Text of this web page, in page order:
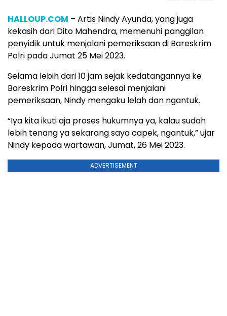
HALLOUP.COM – Artis Nindy Ayunda, yang juga
kekasih dari Dito Mahendra, memenuhi panggilan
penyidik untuk menjalani pemeriksaan di Bareskrim
Polri pada Jumat 25 Mei 2023.
Selama lebih dari 10 jam sejak kedatangannya ke
Bareskrim Polri hingga selesai menjalani
pemeriksaan, Nindy mengaku lelah dan ngantuk.
“Iya kita ikuti aja proses hukumnya ya, kalau sudah
lebih tenang ya sekarang saya capek, ngantuk,” ujar
Nindy kepada wartawan, Jumat, 26 Mei 2023.
ADVERTISEMENT